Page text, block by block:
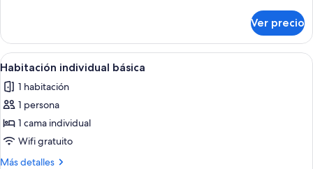
doble
familiar
Ver precio
Abrir
todas
las
fotos
de
Habitación
individual
Una habitación pequeña y
1
Habitación individual básica
1 habitación
1 persona
1 cama individual
Wifi gratuito
Más detalles
Más